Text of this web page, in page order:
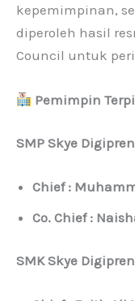
kepemimpinan,
diperoleh hasil
Council untuk
Pemimpin
SMP Skye
Chief :
Co. Chief :
SMK Skye